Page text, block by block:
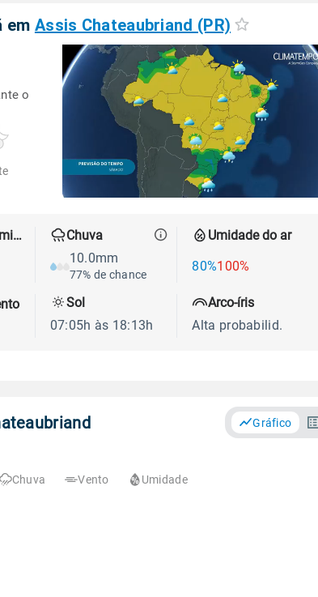
em Assis Chateaubriand (PR)
o
Sensação térmica
Chuva
10.0mm
77% de chance
Umidade do ar
80%100%
Sol
07:05h às 18:13h
Arco-íris
Alta probabilid.
Gráfico
Chuva Vento Umidade